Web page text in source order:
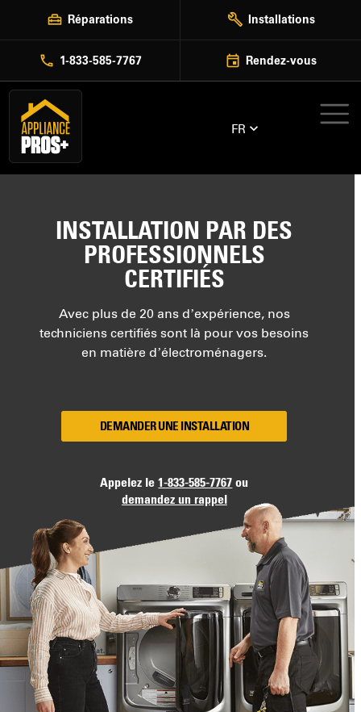
Réparations Installations
1-833-585-7767 Rendez-vous
FR
INSTALLATION PAR DES
PROFESSIONNELS
CERTIFIÉS
Avec plus de 20 ans d’expérience, nos
techniciens certifiés sont là pour vos besoins
en matière d’électroménagers.
DEMANDER UNE INSTALLATION
Appelez le1-833-585-7767 ou
demandez un rappel